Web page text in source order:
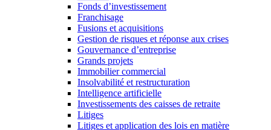
Fonds d’investissement
Franchisage
Fusions et acquisitions
Gestion de risques et réponse aux crises
Gouvernance d’entreprise
Grands projets
Immobilier commercial
Insolvabilité et restructuration
Intelligence artificielle
Investissements des caisses de retraite
Litiges
Litiges et application des lois en matière